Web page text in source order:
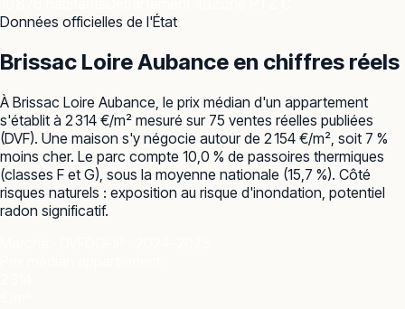
Données officielles de l'État
Brissac Loire Aubance en chiffres réels
À Brissac Loire Aubance, le prix médian d'un appartement
s'établit à 2 314 €/m² mesuré sur 75 ventes réelles publiées
(DVF). Une maison s'y négocie autour de 2 154 €/m², soit 7 %
moins cher. Le parc compte 10,0 % de passoires thermiques
(classes F et G), sous la moyenne nationale (15,7 %). Côté
risques naturels : exposition au risque d'inondation, potentiel
radon significatif.